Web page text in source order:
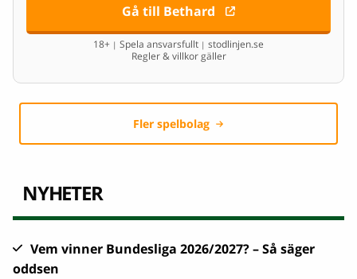
Gå till Bethard
18+ | Spela ansvarsfullt | stodlinjen.se
Regler & villkor gäller
Fler spelbolag
NYHETER
Vem vinner Bundesliga 2026/2027? – Så säger
oddsen